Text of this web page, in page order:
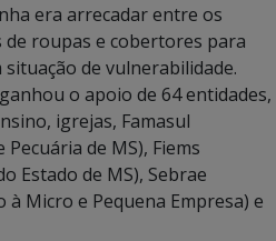
era arrecadar entre os
roupas e cobertores para
de vulnerabilidade.
o apoio de 64 entidades,
igrejas, Famasul
de MS), Fiems
Estado de MS), Sebrae
Micro e Pequena Empresa) e